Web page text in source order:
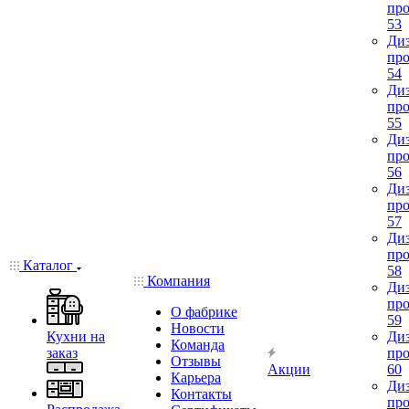
Каталог
Кухни на
заказ
Компания
О фабрике
Новости
Команда
Отзывы
Карьера
Контакты
Акции
53
54
55
56
57
58
59
60